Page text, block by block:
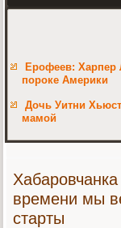
Ерофеев: Харпер
пороке Америки
Дочь Уитни
мамой
времени мы
старты